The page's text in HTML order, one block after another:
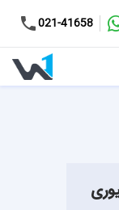
021-41658
+98-9937653151
کاتالوگ